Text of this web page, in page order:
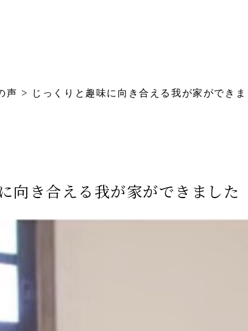
声 > じっくりと趣味に向き合える我が家がで
向き合える我が家ができまし